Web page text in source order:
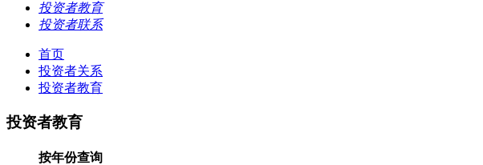
投资者教育
投资者联系
首页
投资者关系
投资者教育
投资者教育
按年份查询